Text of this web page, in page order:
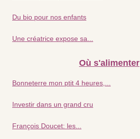
Du bio pour nos enfants
Une créatrice expose sa...
Où s'alimenter
Bonneterre mon ptit 4 heures,...
Investir dans un grand cru
François Doucet: les...